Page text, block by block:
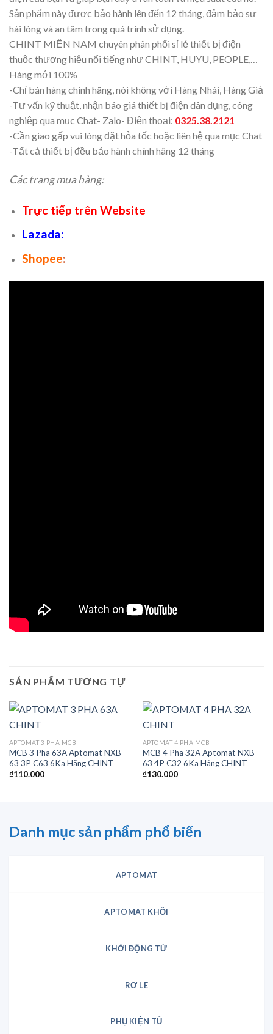
Sản phẩm này được bảo hành lên đến 12 tháng, đảm bảo sự
hài lòng và an tâm trong quá trình sử dụng.
CHINT MIỀN NAM chuyên phân phối sỉ lẻ thiết bị điện
thuộc thương hiệu nổi tiếng như CHINT, HUYU, PEOPLE,…
Hàng mới 100%
-Chỉ bán hàng chính hãng, nói không với Hàng Nhái, Hàng Giả
-Tư vấn kỹ thuật, nhận báo giá thiết bị điện dân dụng, công
nghiệp qua mục Chat- Zalo- Điện thoại: 0325.38.2121
-Cần giao gấp vui lòng đặt hỏa tốc hoặc liên hệ qua mục Chat
-Tất cả thiết bị đều bảo hành chính hãng 12 tháng
Các trang mua hàng:
Trực tiếp trên Website
Lazada:
Shopee:
SẢN PHẨM TƯƠNG TỰ
APTOMAT 3 PHA MCB
MCB 3 Pha 63A Aptomat NXB-
63 3P C63 6Ka Hãng CHINT
₫110.000
APTOMAT 4 PHA MCB
MCB 4 Pha 32A Aptomat NXB-
63 4P C32 6Ka Hãng CHINT
₫130.000
Danh mục sản phẩm phổ biến
APTOMAT
APTOMAT KHỐI
KHỞI ĐỘNG TỪ
RƠ LE
PHỤ KIỆN TỦ